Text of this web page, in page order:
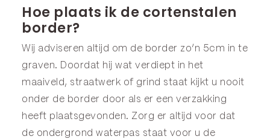
Hoe plaats ik de cortenstalen
border?
Wij adviseren altijd om de border zo’n 5cm in te
graven. Doordat hij wat verdiept in het
maaiveld, straatwerk of grind staat kijkt u nooit
onder de border door als er een verzakking
heeft plaatsgevonden. Zorg er altijd voor dat
de ondergrond waterpas staat voor u de